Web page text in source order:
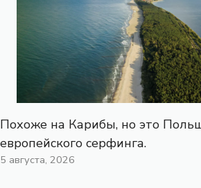
Похоже на Карибы, но это
европейского серфинга.
5 августа, 2026